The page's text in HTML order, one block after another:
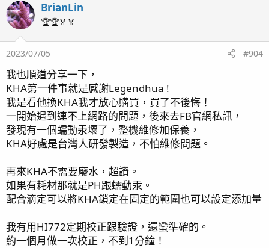
c
t
i
o
n
：
BrianLin
🏆🏆🏅🏅
2023/07/05 #904
我也順道分享一下，
KHA第一件事就是感謝Legendhua !
我是看他換KHA我才放心購買，買了不後悔！
一開始遇到連不上網路的問題，後來去FB官網私訊，
發現有一個蠕動汞壞了，整機維修加保養，
KHA好處是台灣人研發製造，不怕維修問題。
再來KHA不需要廢水，超讚。
如果有耗材那就是PH跟蠕動汞。
配合滴定可以將KHA鎖定在固定的範圍也可以設定添加量
我有用HI772定期校正跟驗證，還蠻準確的。
約一個月做一次校正，不到1分鐘！